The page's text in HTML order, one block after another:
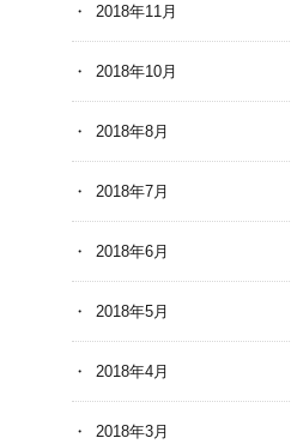
2018年11月
2018年10月
2018年8月
2018年7月
2018年6月
2018年5月
2018年4月
2018年3月